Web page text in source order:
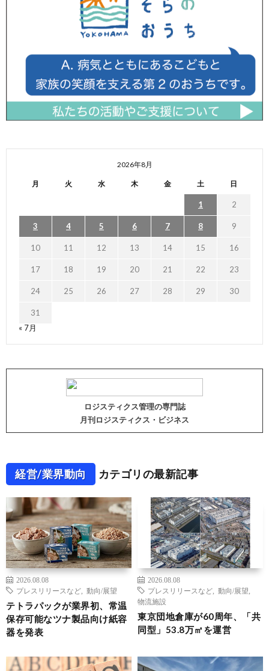
2026年8月
月 火 水 木 金 土 日
1 2
3 4 5 6 7 8 9
10 11 12 13 14 15 16
17 18 19 20 21 22 23
24 25 26 27 28 29 30
31
« 7月
ロジスティクス管理の専門誌
月刊ロジスティクス・ビジネス
経営/業界動向 カテゴリの最新記事
2026.08.08
プレスリリースなど
動向/展望
テトラパックが業界初、常温
保存可能なツナ製品向け紙容
器を発表
2026.08.08
プレスリリースなど
動向/展望
物流施設
東京団地倉庫が60周年、「共
同型」53.8万㎡を運営